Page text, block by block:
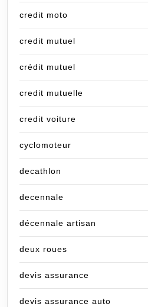
credit moto
credit mutuel
crédit mutuel
credit mutuelle
credit voiture
cyclomoteur
decathlon
decennale
décennale artisan
deux roues
devis assurance
devis assurance auto